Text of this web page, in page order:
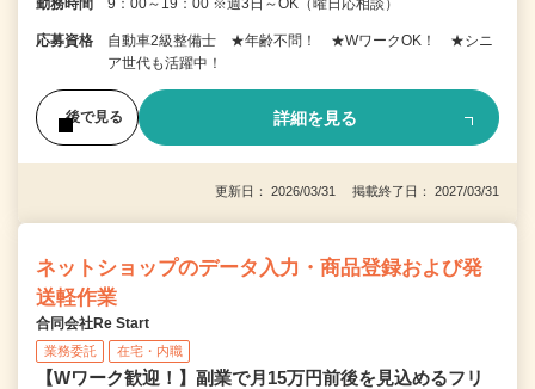
勤務時間 9：00～19：00 ※週3日～OK（曜日応相談）
応募資格
自動車2級整備士 ★年齢不問！ ★WワークOK！ ★シニ
ア世代も活躍中！
後で見る 詳細を見る
更新日： 2026/03/31 掲載終了日： 2027/03/31
ネットショップのデータ入力・商品登録および発
送軽作業
合同会社Re Start
業務委託 在宅・内職
【Wワーク歓迎！】副業で月15万円前後を見込めるフリ